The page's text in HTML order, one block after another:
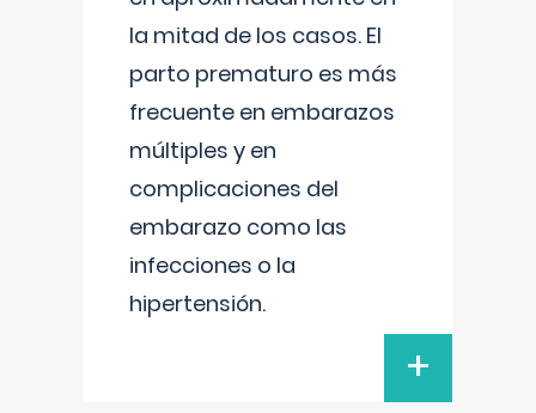
la mitad de los casos. El
parto prematuro es más
frecuente en embarazos
múltiples y en
complicaciones del
embarazo como las
infecciones o la
hipertensión.
+